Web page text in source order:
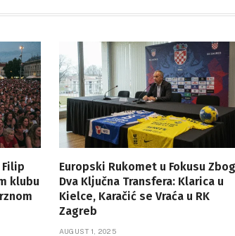
klubu
Europski Rukomet u Fokusu Zbog
Dva Ključna Transfera: Klarica u
Kielce, Karačić se Vraća u RK
Zagreb
AUGUST 1, 2025